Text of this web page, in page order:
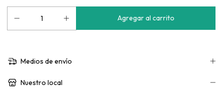
Medios de envío
Nuestro local